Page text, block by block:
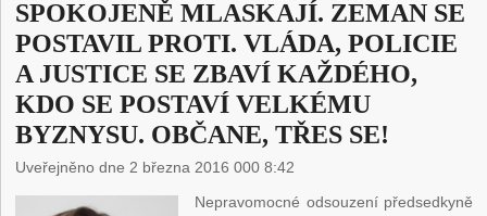
SPOKOJENĚ MLASKAJÍ. ZEMAN SE
POSTAVIL PROTI. VLÁDA, POLICIE
A JUSTICE SE ZBAVÍ KAŽDÉHO,
KDO SE POSTAVÍ VELKÉMU
BYZNYSU. OBČANE, TŘES SE!
Uveřejněno dne 2 března 2016 000 8:42
Nepravomocné odsouzení předsedkyně